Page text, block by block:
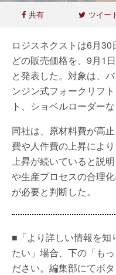
共有 ツイー
ロジスネクストは6月
どの販売価格を、9月1
と発表した。対象は、
ンジン式フォークリフ
ト、ショベルローダーな
同社は、原材料費が高
費や人件費の上昇によ
上昇が続いていると説
や生産プロセスの合理
が必要と判断した。
■「より詳しい情報を知
たい」場合、下の「も
ださい。編集部にてボ